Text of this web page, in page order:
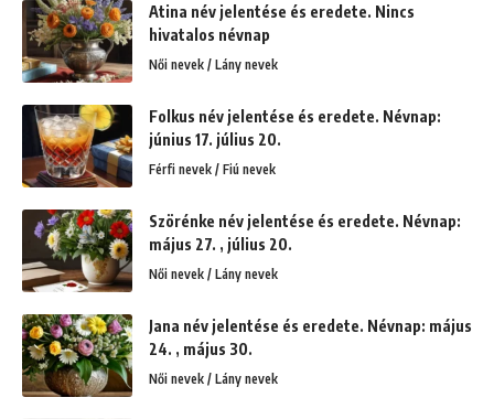
Atina név jelentése és eredete. Nincs
hivatalos névnap
Női nevek / Lány nevek
Folkus név jelentése és eredete. Névnap:
június 17. július 20.
Férfi nevek / Fiú nevek
Szörénke név jelentése és eredete. Névnap:
május 27. , július 20.
Női nevek / Lány nevek
Jana név jelentése és eredete. Névnap: május
24. , május 30.
Női nevek / Lány nevek